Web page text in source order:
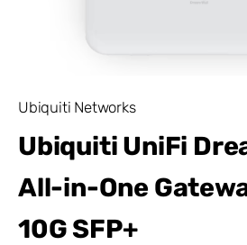
Ubiquiti Networks
Ubiquiti UniFi
All-in-One
10G SFP+